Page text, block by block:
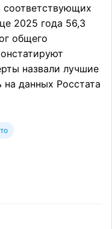
соответствующих
2025 года 56,3
общего
назвали лучшие
данных Росстата